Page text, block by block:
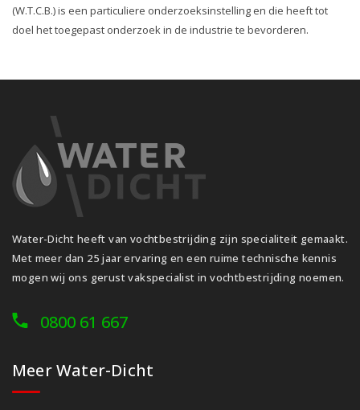
(W.T.C.B.) is een particuliere onderzoeksinstelling en die heeft tot
doel het toegepast onderzoek in de industrie te bevorderen.
Water-Dicht heeft van vochtbestrijding zijn specialiteit gemaakt.
Met meer dan 25 jaar ervaring en een ruime technische kennis
mogen wij ons gerust vakspecialist in vochtbestrijding noemen.
0800 61 667
Meer Water-Dicht